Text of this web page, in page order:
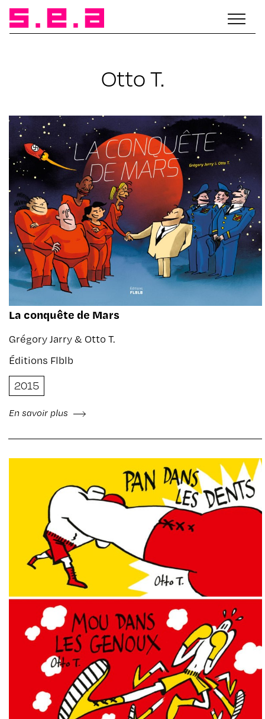
Otto T.
La conquête de Mars
Grégory Jarry & Otto T.
Éditions Flblb
2015
En savoir plus